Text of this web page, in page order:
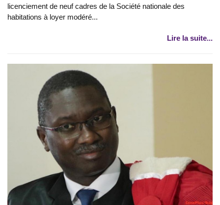
licenciement de neuf cadres de la Société nationale des
habitations à loyer modéré...
Lire la suite...